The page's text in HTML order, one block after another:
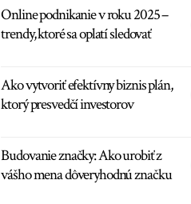
Online podnikanie v roku 2025 –
trendy, ktoré sa oplatí sledovať
Ako vytvoriť efektívny biznis plán,
ktorý presvedčí investorov
Budovanie značky: Ako urobiť z
vášho mena dôveryhodnú značku